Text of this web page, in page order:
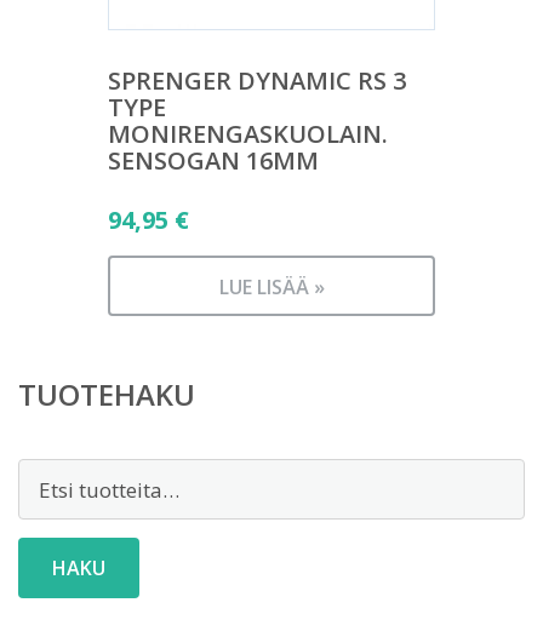
SPRENGER DYNAMIC RS 3
TYPE
MONIRENGASKUOLAIN.
SENSOGAN 16MM
94,95 €
LUE LISÄÄ »
TUOTEHAKU
HAKU